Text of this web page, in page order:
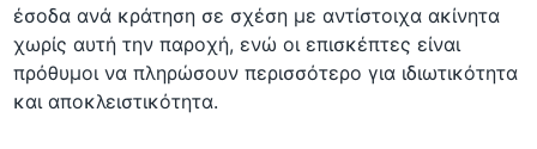
έσοδα ανά κράτηση σε σχέση με αντίστοιχα ακίνητα
χωρίς αυτή την παροχή, ενώ οι επισκέπτες είναι
πρόθυμοι να πληρώσουν περισσότερο για ιδιωτικότητα
και αποκλειστικότητα.